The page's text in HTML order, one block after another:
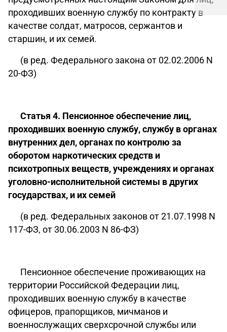
проходивших военную службу по контракту в
качестве солдат, матросов, сержантов и
старшин, и их семей.
(в ред. Федерального закона от 02.02.2006 N
20-ФЗ)
Статья 4. Пенсионное обеспечение лиц,
проходивших военную службу, службу в органах
внутренних дел, органах по контролю за
оборотом наркотических средств и
психотропных веществ, учреждениях и органах
уголовно-исполнительной системы в других
государствах, и их семей
(в ред. Федеральных законов от 21.07.1998 N
117-ФЗ, от 30.06.2003 N 86-ФЗ)
Пенсионное обеспечение проживающих на
территории Российской Федерации лиц,
проходивших военную службу в качестве
офицеров, прапорщиков, мичманов и
военнослужащих сверхсрочной службы или